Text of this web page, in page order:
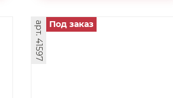
арт. 41597 Под заказ